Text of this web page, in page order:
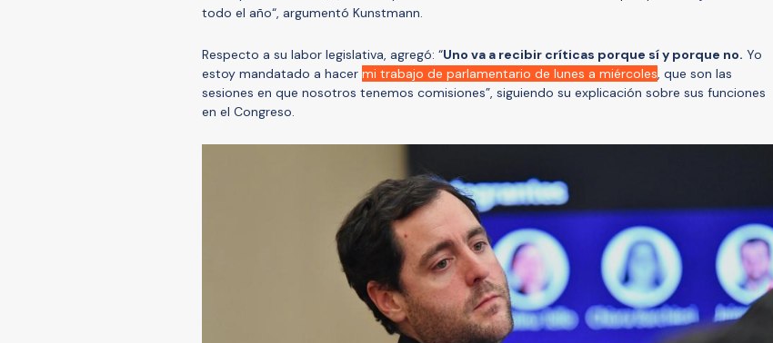
todo el año“, argumentó Kunstmann.
Respecto a su labor legislativa, agregó: “Uno va a recibir críticas porque sí y porque no. Yo
estoy mandatado a hacer mi trabajo de parlamentario de lunes a miércoles, que son las
sesiones en que nosotros tenemos comisiones”, siguiendo su explicación sobre sus funciones
en el Congreso.